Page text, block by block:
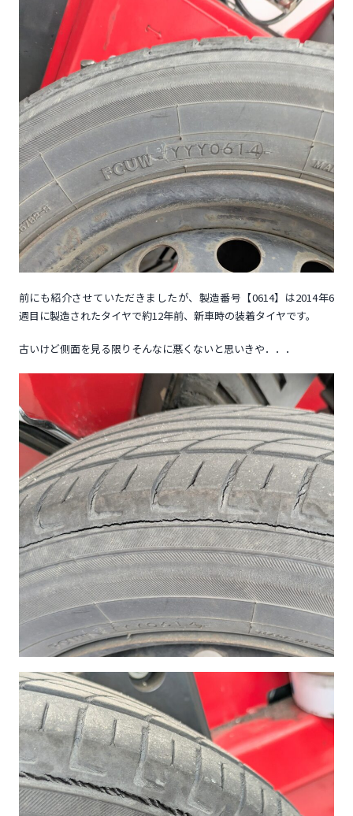
前にも紹介させていただきましたが、製造番号【0614】は2014年6
週目に製造されたタイヤで約12年前、新車時の装着タイヤです。
古いけど側面を見る限りそんなに悪くないと思いきや．．．